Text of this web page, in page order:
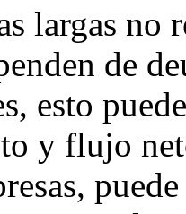
largas no
de
esto
y flujo